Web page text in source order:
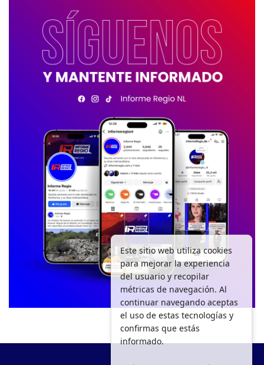
Este sitio web utiliza cookies
para mejorar la experiencia
del usuario y recopilar
métricas de navegación. Al
continuar navegando aceptas
el uso de estas tecnologías y
confirmas que estás
informado.